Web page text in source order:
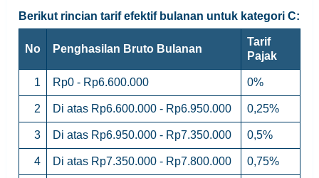
Berikut rincian tarif efektif bulanan untuk kategori C:
No Penghasilan Bruto Bulanan
Tarif
Pajak
1 Rp0 - Rp6.600.000 0%
2 Di atas Rp6.600.000 - Rp6.950.000 0,25%
3 Di atas Rp6.950.000 - Rp7.350.000 0,5%
4 Di atas Rp7.350.000 - Rp7.800.000 0,75%